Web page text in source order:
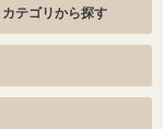
カテゴリから探す